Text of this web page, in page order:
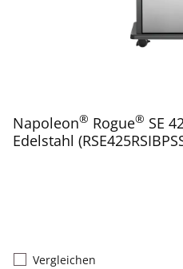
Napoleon® Rogue® SE
Edelstahl
Vergleichen